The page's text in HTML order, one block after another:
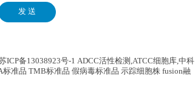
发 送
ICP备13038923号-1 ADCC活性检测,ATCC细胞库,中科
准品 TMB标准品 假病毒标准品 示踪细胞株 fusion融